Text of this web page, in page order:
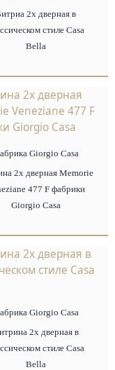
2х дверная в
стиле Casa
Bella
Giorgio Сasa
2х дверная Memorie
477 F фабрики
Giorgio Casa
Giorgio Сasa
2х дверная в
стиле Casa
Bella